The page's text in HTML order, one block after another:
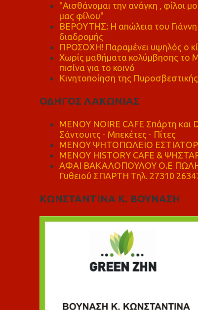
"Αισθάνομαι την ανάγκη , φίλοι
μας φίλου"
ΒΕΡΟΥΤΗΣ: Η απώλεια του Γιάννη
διαδρομής
ΠΡΟΣΟΧΗ! Παραμένει υψηλός ο
Χωρίς μαθήματα κολύμβησης το
πισίνα για το κοινό
Κινητοποίηση της
ΟΔΗΓΟΣ ΛΑΚΩΝΙΑΣ
MENOY NOIRE CAFE Σπάρτη
Σάντουιτς - Μπεκέτες - Πίτες
ΜΕΝΟΥ ΨΗΤΟΠΩΛΕΙΟ
ΜΕΝΟΥ HISTORY CAFE &
ΑΦΑΙ ΒΑΚΑΛΟΠΟΥΛΟΥ Ο.Ε
Γυθειού ΣΠΑΡΤΗ Τηλ. 27310
ΚΩΝΣΤΑΝΤΙΝΑ Κ. ΒΟΥΝΑΣΗ